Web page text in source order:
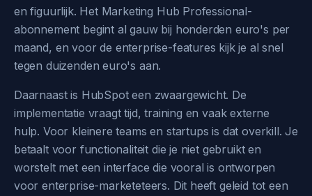
en figuurlijk. Het Marketing Hub Professional-
abonnement begint al gauw bij honderden euro's per
maand, en voor de enterprise-features kijk je al snel
tegen duizenden euro's aan.
Daarnaast is HubSpot een zwaargewicht. De
implementatie vraagt tijd, training en vaak externe
hulp. Voor kleinere teams en startups is dat overkill. Je
betaalt voor functionaliteit die je niet gebruikt en
worstelt met een interface die vooral is ontworpen
voor enterprise-marketeteers. Dit heeft geleid tot een